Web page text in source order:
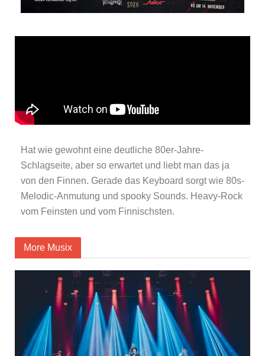
Hat wie gewohnt eine deutliche 80er-Jahre-
Schlagseite, aber so erwartet und liebt man das ja
von den Finnen. Gerade das Keyboard sorgt wie 80s-
Melodic-Anmutung und spooky Sounds. Heavy-Rock
vom Feinsten und vom Finnischsten.
More Musix